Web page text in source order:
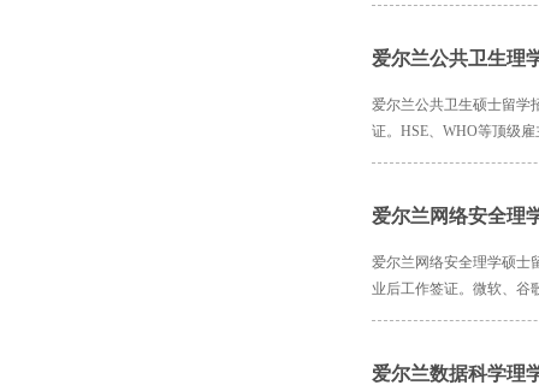
爱尔兰公共卫生理
爱尔兰公共卫生硕士留学
证。HSE、WHO等顶级
爱尔兰网络安全理
爱尔兰网络安全理学硕士
业后工作签证。微软、谷
爱尔兰数据科学理